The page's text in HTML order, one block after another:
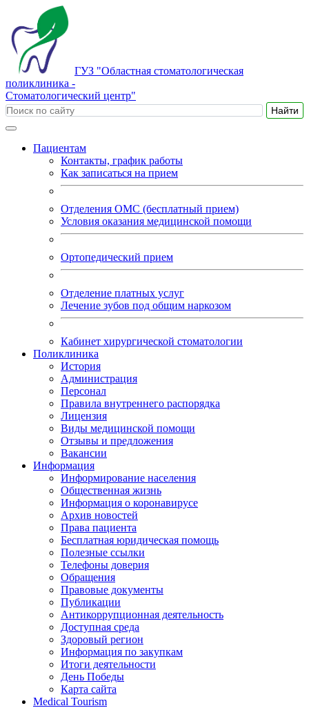
ГУЗ "Областная стоматологическая
поликлиника -
Стоматологический центр"
Пациентам
Контакты, график работы
Как записаться на прием
Отделения ОМС (бесплатный прием)
Условия оказания медицинской помощи
Ортопедический прием
Отделение платных услуг
Лечение зубов под общим наркозом
Кабинет хирургической стоматологии
Поликлиника
История
Администрация
Персонал
Правила внутреннего распорядка
Лицензия
Виды медицинской помощи
Отзывы и предложения
Вакансии
Информация
Информирование населения
Общественная жизнь
Информация о коронавирусе
Архив новостей
Права пациента
Бесплатная юридическая помощь
Полезные ссылки
Телефоны доверия
Обращения
Правовые документы
Публикации
Антикоррупционная деятельность
Доступная среда
Здоровый регион
Информация по закупкам
Итоги деятельности
День Победы
Карта сайта
Medical Tourism